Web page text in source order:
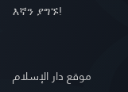
እኛን ያግኙ!
موقع دار الإسلام